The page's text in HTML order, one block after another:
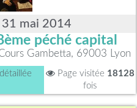
mai 2014
péché capital
Gambetta, 69003 Lyon
Page visitée 18128
fois